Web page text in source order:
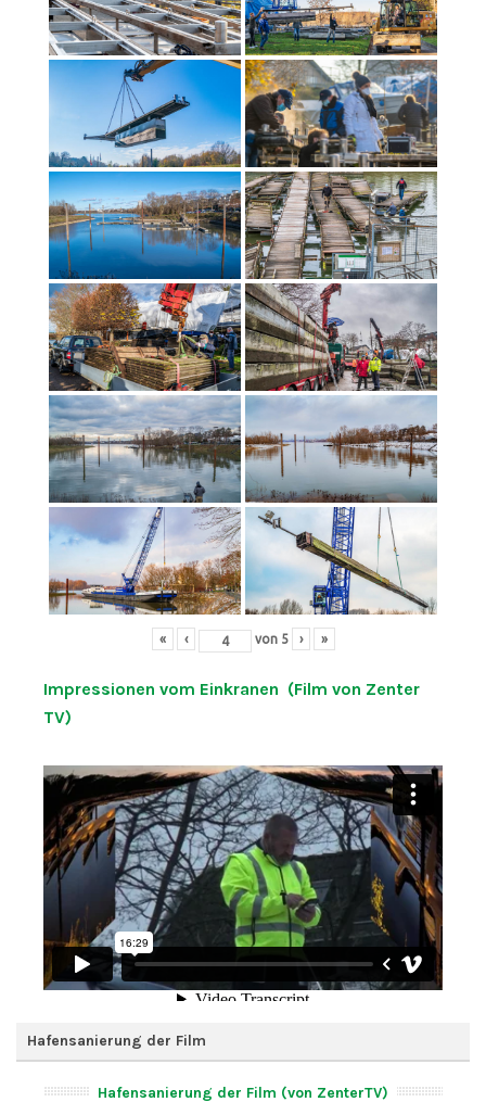
« ‹ von 5 › »
Impressionen vom Einkranen (Film von Zenter
TV)
Hafensanierung der Film
Hafensanierung der Film (von ZenterTV)